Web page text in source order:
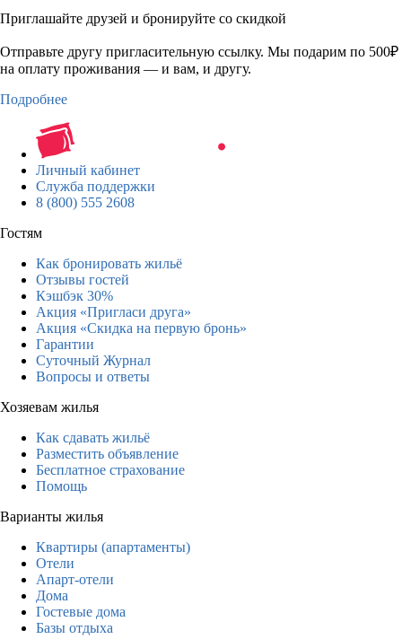
Приглашайте друзей и бронируйте со скидкой
Отправьте другу пригласительную ссылку. Мы подарим по 500₽
на оплату проживания — и вам, и другу.
Подробнее
Личный кабинет
Служба поддержки
8 (800) 555 2608
Гостям
Как бронировать жильё
Отзывы гостей
Кэшбэк 30%
Акция «Пригласи друга»
Акция «Скидка на первую бронь»
Гарантии
Суточный Журнал
Вопросы и ответы
Хозяевам жилья
Как сдавать жильё
Разместить объявление
Бесплатное страхование
Помощь
Варианты жилья
Квартиры (апартаменты)
Отели
Апарт-отели
Дома
Гостевые дома
Базы отдыха